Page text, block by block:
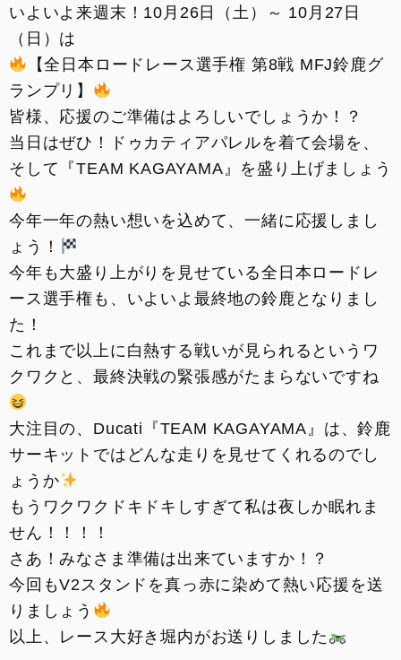
いよいよ来週末！10月26日（土）～ 10月27日
（日）は
【全日本ロードレース選手権 第8戦 MFJ鈴鹿グ
ランプリ】
皆様、応援のご準備はよろしいでしょうか！？
当日はぜひ！ドゥカティアパレルを着て会場を、
そして『TEAM KAGAYAMA』を盛り上げましょう
今年一年の熱い想いを込めて、一緒に応援しまし
ょう！
今年も大盛り上がりを見せている全日本ロードレ
ース選手権も、いよいよ最終地の鈴鹿となりまし
た！
これまで以上に白熱する戦いが見られるというワ
クワクと、最終決戦の緊張感がたまらないですね
大注目の、Ducati『TEAM KAGAYAMA』は、鈴鹿
サーキットではどんな走りを見せてくれるのでし
ょうか
もうワクワクドキドキしすぎて私は夜しか眠れま
せん！！！！
さあ！みなさま準備は出来ていますか！？
今回もV2スタンドを真っ赤に染めて熱い応援を送
りましょう
以上、レース大好き堀内がお送りしました